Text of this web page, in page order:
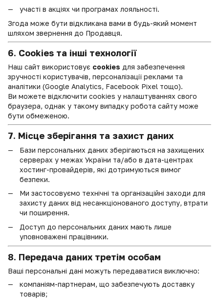
участі в акціях чи програмах лояльності.
Згода може бути відкликана вами в будь-який момент
шляхом звернення до Продавця.
6. Cookies та інші технології
Наш сайт використовує cookies для забезпечення
зручності користувачів, персоналізації реклами та
аналітики (Google Analytics, Facebook Pixel тощо).
Ви можете відключити cookies у налаштуваннях свого
браузера, однак у такому випадку робота сайту може
бути обмеженою.
7. Місце зберігання та захист даних
Бази персональних даних зберігаються на захищених
серверах у межах України та/або в дата-центрах
хостинг-провайдерів, які дотримуються вимог
безпеки.
Ми застосовуємо технічні та організаційні заходи для
захисту даних від несанкціонованого доступу, втрати
чи поширення.
Доступ до персональних даних мають лише
уповноважені працівники.
8. Передача даних третім особам
Ваші персональні дані можуть передаватися виключно:
компаніям-партнерам, що забезпечують доставку
товарів;